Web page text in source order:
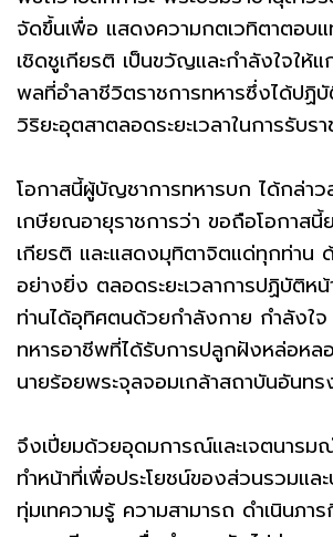
จัดขึ้นเพื่อ แสดงความกตเวทิตาตอบ
เชิดชูเกียรติ เป็นขวัญและกำลังใจให้
พลที่อำลาชีวิตราชการทหารซึ่งได้ปฏิ
วิริยะอุตสาตลอดระยะเวลาในการรับร
โอกาสนี้ผู้บัญชาการทหารบก ได้กล่า
เกษียณอายุราชการว่า ขอถือโอกาส
เกียรติ และแสดงมุทิตาจิตแด่ทุกท่าน
อย่างยิ่ง ตลอดระยะเวลาการปฏิบัติ
ท่านได้อุทิศตนด้วยกำลังกาย กำลังใ
ทหารอาชีพที่ได้รับการปลูกฝังหล่อหล
นายร้อยพระจุลจอมเกล้าสถาบันอันท
จึงเปี่ยมด้วยอุดมการณ์และเจตนารม
ทำหน้าที่เพื่อประโยชน์ของส่วนรวมแล
ทุ่มเทความรู้ ความสามารถ ดำเนินภา